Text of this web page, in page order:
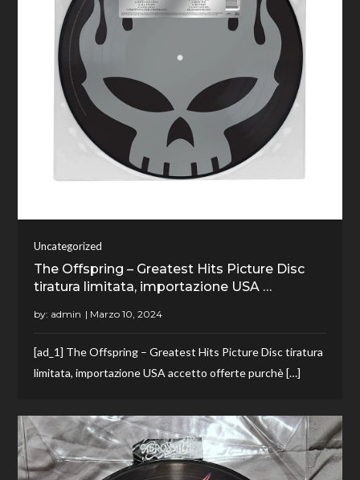
Uncategorized
The Offspring ‎– Greatest Hits Picture Disc
tiratura limitata, importazione USA …
by: admin
[ad_1] The Offspring ‎– Greatest Hits Picture Disc tiratura
limitata, importazione USA accetto offerte purchè […]